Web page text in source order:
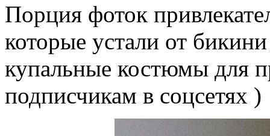
Порция фоток
которые устали от
купальные костюмы для
подписчикам в соцсетях )